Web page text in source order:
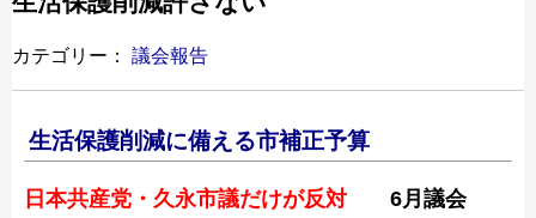
カテゴリー： 議会報告
生活保護削減に備える市補正予算
日本共産党・久永市議だけが反対 6月議会